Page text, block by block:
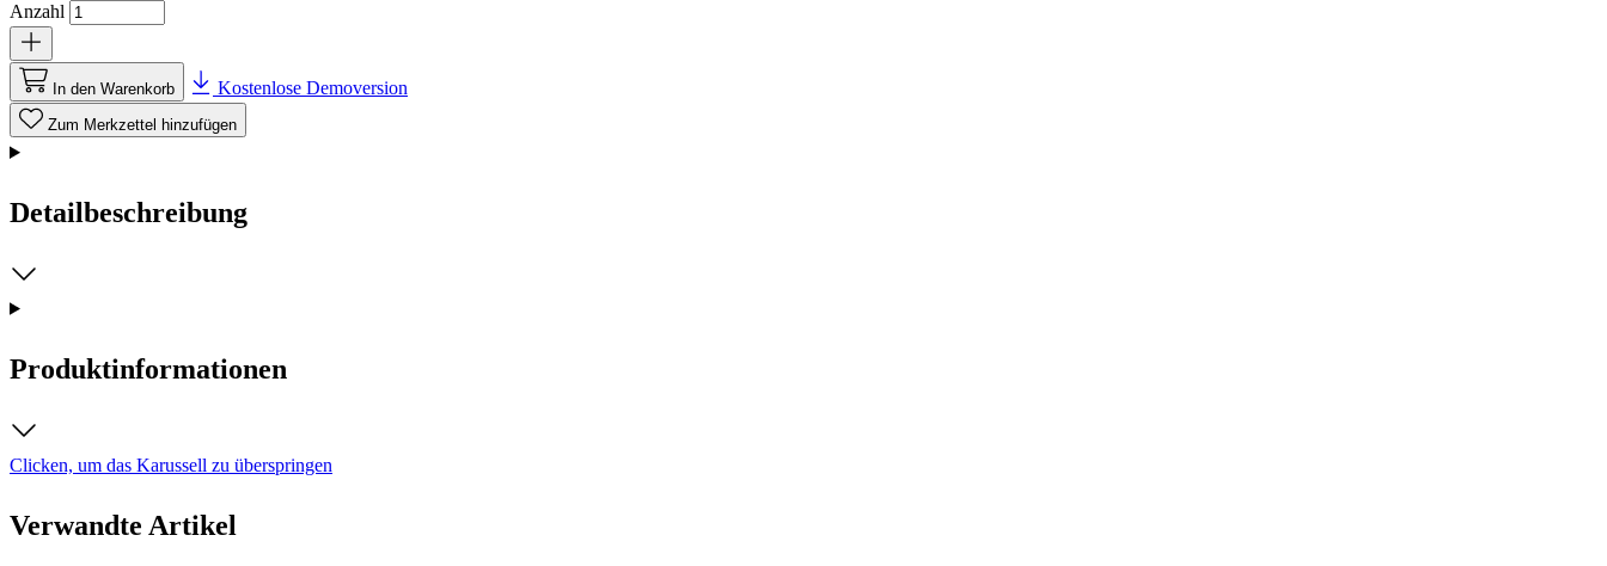
Anzahl
In den Warenkorb Kostenlose Demoversion
Zum Merkzettel hinzufügen
Detailbeschreibung
Produktinformationen
Clicken, um das Karussell zu überspringen
Verwandte Artikel